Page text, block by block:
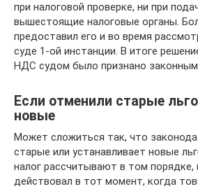
при налоговой проверке, ни при
вышестоящие налоговые органы.
предоставил его и во время
суде 1-ой инстанции. В итоге
НДС судом было признано
Если отменили старые
новые
Может сложиться так, что
старые или устанавливает новые
налог рассчитывают в том порядке,
действовал в тот момент, когда